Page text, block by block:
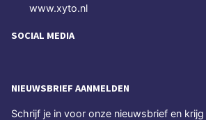
www.xyto.nl
SOCIAL MEDIA
NIEUWSBRIEF AANMELDEN
Schrijf je in voor onze nieuwsbrief en